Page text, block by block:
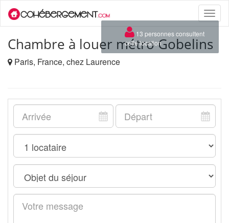
Toggle
Chambre à louer métro Gobelins
Paris, France, chez Laurence
×
13 personnes consultent
cette location